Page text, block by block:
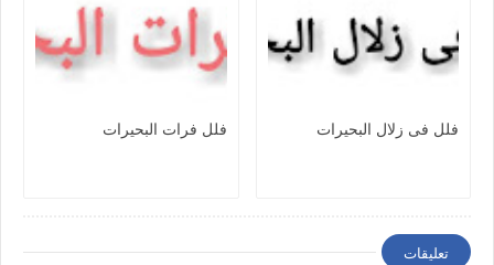
فلل فى زلال البحيرات فلل فرات البحيرات
تعليقات